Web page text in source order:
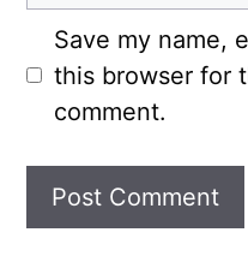
Save my name,
this browser for
comment.